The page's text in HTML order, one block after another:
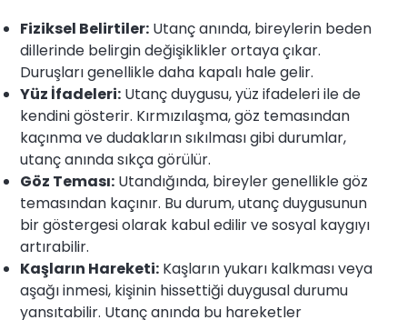
Fiziksel Belirtiler: Utanç anında, bireylerin beden
dillerinde belirgin değişiklikler ortaya çıkar.
Duruşları genellikle daha kapalı hale gelir.
Yüz İfadeleri: Utanç duygusu, yüz ifadeleri ile de
kendini gösterir. Kırmızılaşma, göz temasından
kaçınma ve dudakların sıkılması gibi durumlar,
utanç anında sıkça görülür.
Göz Teması: Utandığında, bireyler genellikle göz
temasından kaçınır. Bu durum, utanç duygusunun
bir göstergesi olarak kabul edilir ve sosyal kaygıyı
artırabilir.
Kaşların Hareketi: Kaşların yukarı kalkması veya
aşağı inmesi, kişinin hissettiği duygusal durumu
yansıtabilir. Utanç anında bu hareketler